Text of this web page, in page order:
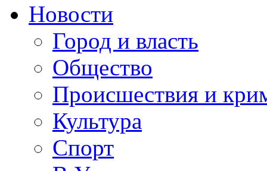
Новости
Город и власть
Общество
Происшествия и
Культура
Спорт